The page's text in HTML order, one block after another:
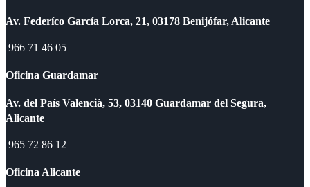
Av. Federíco García Lorca, 21, 03178 Benijófar, Alicante
966 71 46 05
Oficina Guardamar
Av. del País Valencià, 53, 03140 Guardamar del Segura,
Alicante
965 72 86 12
Oficina Alicante